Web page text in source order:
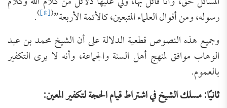
رسوله، ومن أقوال العلماء المتبعين، كالأئمة الأربعة”(
[8]
)
.
وجميع هذه النصوص قطعية الدلالة على أن الشيخ محمد بن عبد
الوهاب موافق لمنهج أهل السنة والجماعة، وأنه لا يرى التكفير
بالعموم.
ثانيًا: مسلك الشيخ في اشتراط قيام الحجة لتكفير المعين: